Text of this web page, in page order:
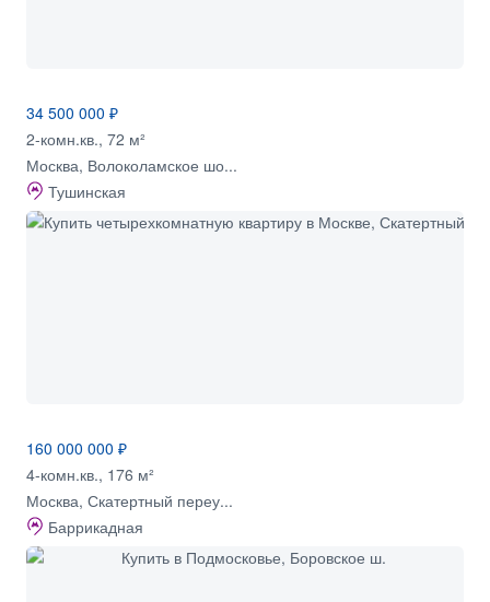
34 500 000 ₽
2-комн.кв., 72 м²
Москва, Волоколамское шо...
Тушинская
160 000 000 ₽
4-комн.кв., 176 м²
Москва, Скатертный переу...
Баррикадная